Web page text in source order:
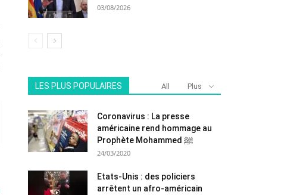
03/08/2026
LES PLUS POPULAIRES All Plus
Coronavirus : La presse
américaine rend hommage au
Prophète Mohammed ﷺ
24/03/2020
Etats-Unis : des policiers
arrêtent un afro-américain